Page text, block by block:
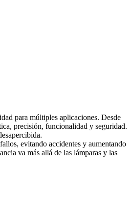
para múltiples aplicaciones. Desde
precisión, funcionalidad y seguridad.
evitando accidentes y aumentando
va más allá de las lámparas y las